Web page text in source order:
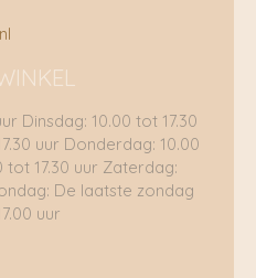
Dinsdag: 10.00 tot 17.30
uur Donderdag: 10.00
tot 17.30 uur Zaterdag:
De laatste zondag
uur